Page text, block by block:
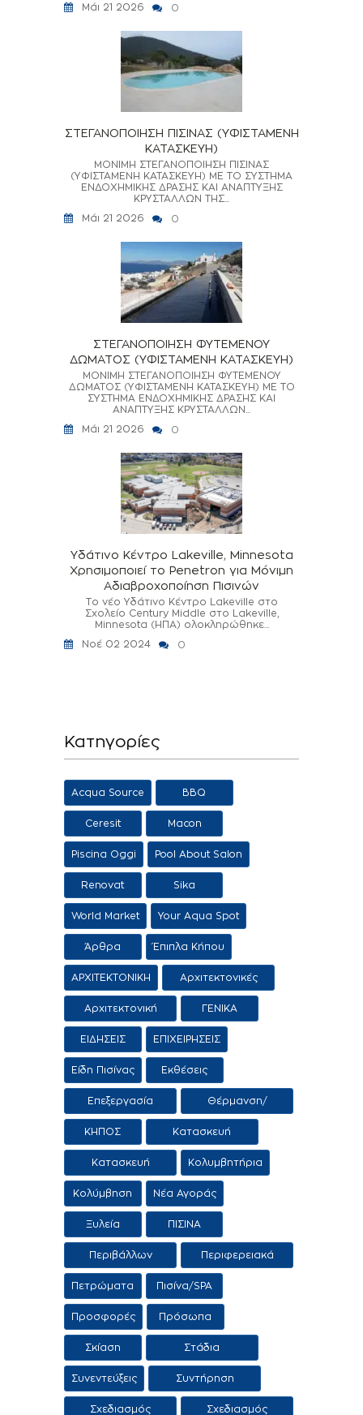
Μάι 21 2026 0
ΣΤΕΓΑΝΟΠΟΙΗΣΗ ΠΙΣΙΝΑΣ (ΥΦΙΣΤΑΜΕΝΗ
ΚΑΤΑΣΚΕΥΗ)
ΜΟΝΙΜΗ ΣΤΕΓΑΝΟΠΟΙΗΣΗ ΠΙΣΙΝΑΣ
(ΥΦΙΣΤΑΜΕΝΗ ΚΑΤΑΣΚΕΥΗ) ΜΕ ΤΟ ΣΥΣΤΗΜΑ
ΕΝΔΟΧΗΜΙΚΗΣ ΔΡΑΣΗΣ ΚΑΙ ΑΝΑΠΤΥΞΗΣ
ΚΡΥΣΤΑΛΛΩΝ ΤΗΣ...
Μάι 21 2026
0
ΣΤΕΓΑΝΟΠΟΙΗΣΗ ΦΥΤΕΜΕΝΟΥ
ΔΩΜΑΤΟΣ (ΥΦΙΣΤΑΜΕΝΗ ΚΑΤΑΣΚΕΥΗ)
ΜΟΝΙΜΗ ΣΤΕΓΑΝΟΠΟΙΗΣΗ ΦΥΤΕΜΕΝΟΥ
ΔΩΜΑΤΟΣ (ΥΦΙΣΤΑΜΕΝΗ ΚΑΤΑΣΚΕΥΗ) ΜΕ ΤΟ
ΣΥΣΤΗΜΑ ΕΝΔΟΧΗΜΙΚΗΣ ΔΡΑΣΗΣ ΚΑΙ
ΑΝΑΠΤΥΞΗΣ ΚΡΥΣΤΑΛΛΩΝ...
Μάι 21 2026
0
Υδάτινο Κέντρο Lakeville, Minnesota
Χρησιμοποιεί το Penetron για Μόνιμη
Αδιαβροχοποίηση Πισινών
Το νέο Υδάτινο Κέντρο Lakeville στο
Σχολείο Century Middle στο Lakeville,
Minnesota (ΗΠΑ) ολοκληρώθηκε...
Νοέ 02 2024
0
Κατηγορίες
Acqua Source BBQ
Ceresit Macon
Piscina Oggi Pool About Salon
Renovat Sika
World Market Your Aqua Spot
Άρθρα Έπιπλα Κήπου
ΑΡΧΙΤΕΚΤΟΝΙΚΗ
Αρχιτεκτονικές
προτάσεις
Αρχιτεκτονική
Τοπίου
ΓΕΝΙΚΑ
ΕΙΔΗΣΕΙΣ ΕΠΙΧΕΙΡΗΣΕΙΣ
Είδη Πισίνας Εκθέσεις
Επεξεργασία
Νερού
Θέρμανση/
Αφύγρανση
ΚΗΠΟΣ
Κατασκευή
εμπορία αιθρίων
Κατασκευή
εμπορία
κολυμβητικών
δεξαμενών
Κολυμβητήρια
Κολύμβηση Νέα Αγοράς
Ξυλεία ΠΙΣΙΝΑ
Περιβάλλων
χώρος
Περιφερειακά
προϊόντα /
Πετρώματα Πισίνα/SPA
Προσφορές Πρόσωπα
Σκίαση
Στάδια
κατασκευής
πισίνας
Συνεντεύξεις
Συντήρηση
πισίνας
Σχεδιασμός
Σχεδιασμός